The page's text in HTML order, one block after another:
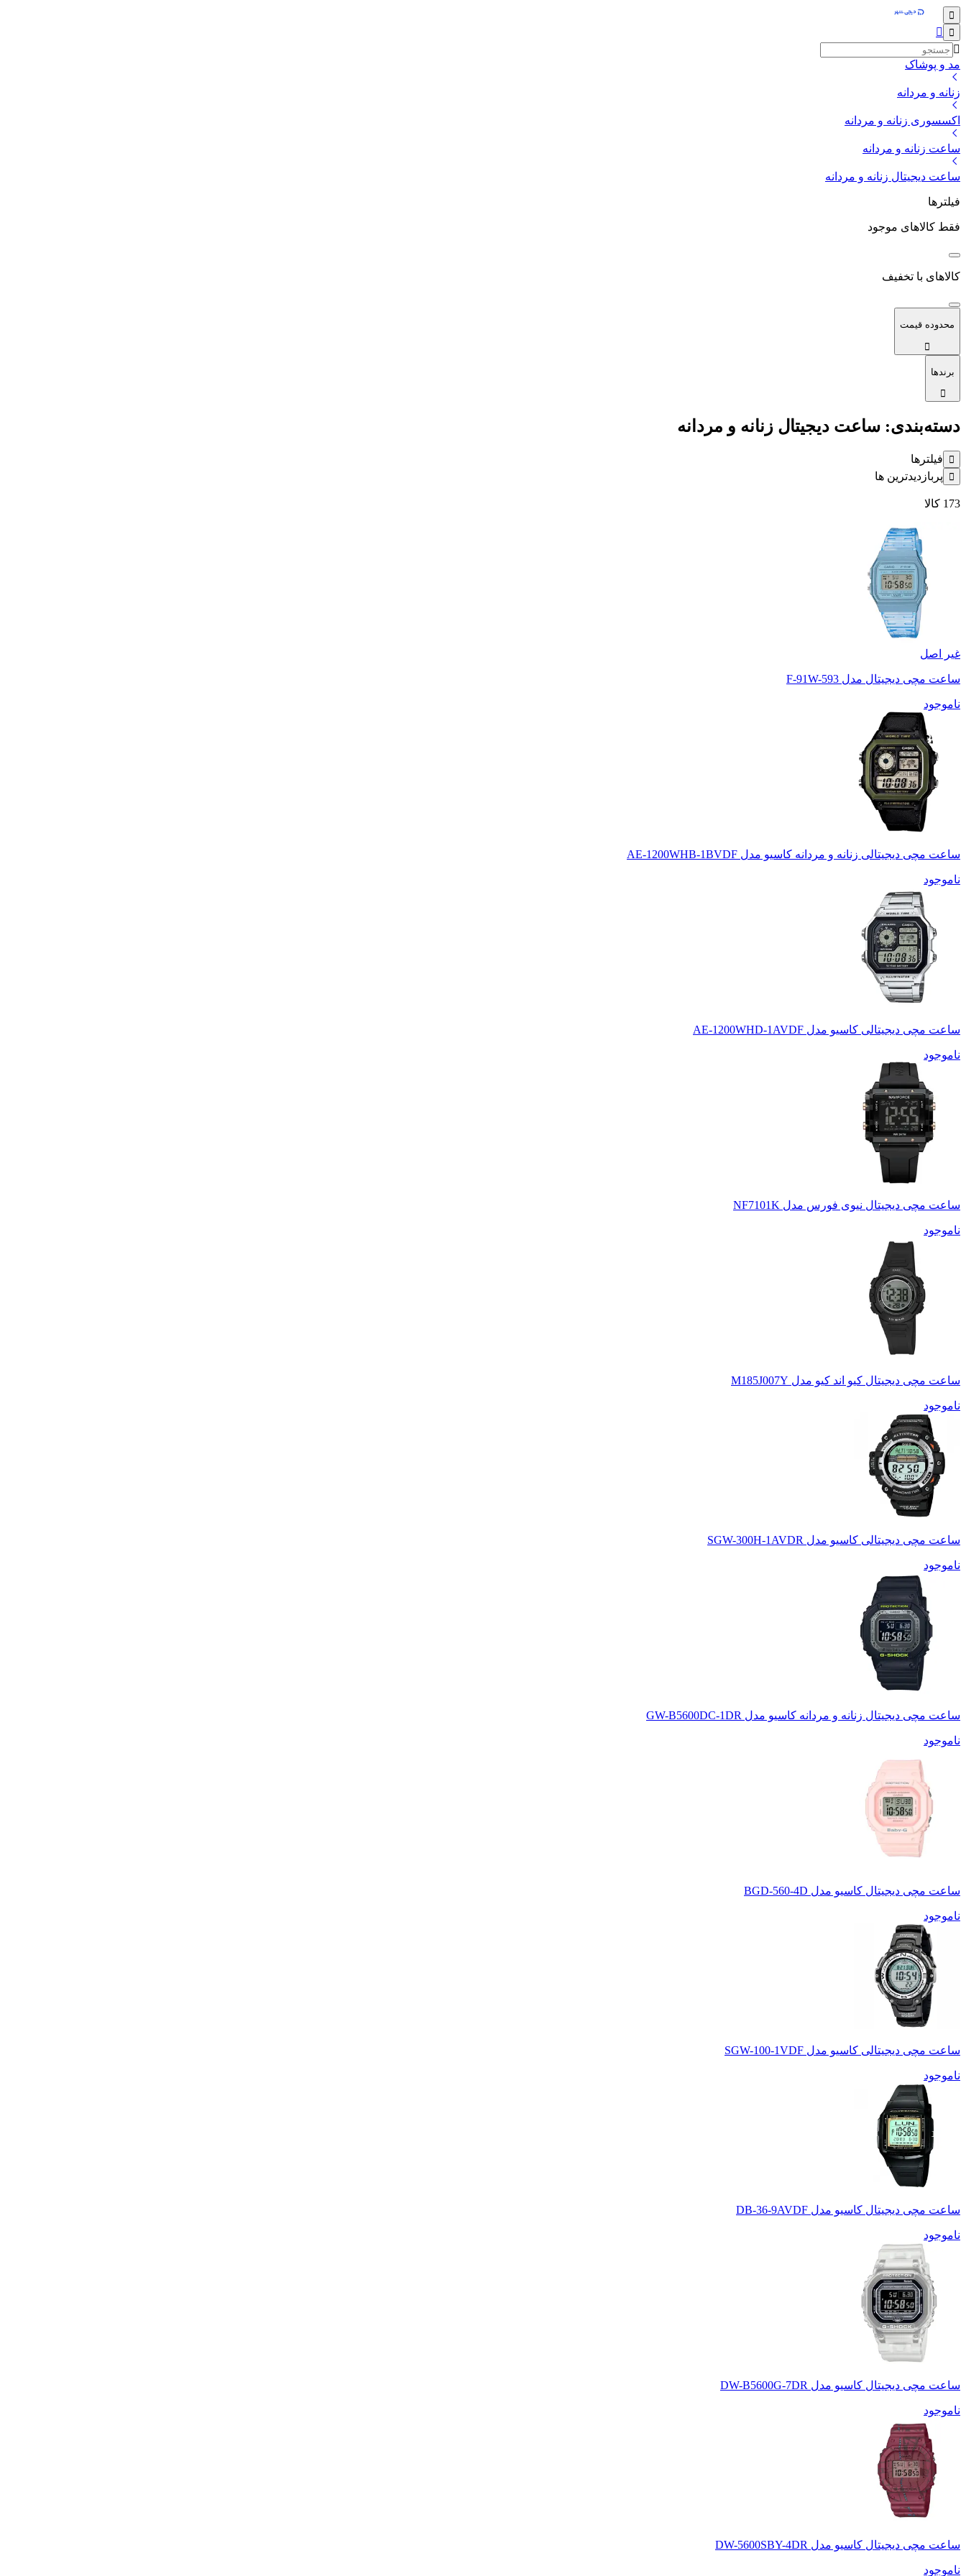
مد و پوشاک
زنانه و مردانه
اکسسوری زنانه و مردانه
ساعت زنانه و مردانه
ساعت دیجیتال زنانه و مردانه
فیلترها
فقط کالاهای موجود
کالاهای با تخفیف
محدوده قیمت
برندها
دسته‌بندی: ساعت دیجیتال زنانه و مردانه
فیلترها
پربازدیدترین ها
173 کالا
غیر اصل
ساعت مچی دیجیتال مدل F-91W-593
ناموجود
ساعت مچی دیجیتالی زنانه و مردانه کاسیو مدل AE-1200WHB-1BVDF
ناموجود
ساعت مچی دیجیتالی کاسیو مدل AE-1200WHD-1AVDF
ناموجود
ساعت مچی دیجیتال نیوی فورس مدل NF7101K
ناموجود
ساعت مچی دیجیتال کیو اند کیو مدل M185J007Y
ناموجود
ساعت مچی دیجیتالی کاسیو مدل SGW-300H-1AVDR
ناموجود
ساعت مچی دیجیتال زنانه و مردانه کاسیو مدل GW-B5600DC-1DR
ناموجود
ساعت مچی دیجیتال کاسیو مدل BGD-560-4D
ناموجود
ساعت مچی دیجیتالی کاسیو مدل SGW-100-1VDF
ناموجود
ساعت مچی دیجیتال کاسیو مدل DB-36-9AVDF
ناموجود
ساعت مچی دیجیتال کاسیو مدل DW-B5600G-7DR
ناموجود
ساعت مچی دیجیتال کاسیو مدل DW-5600SBY-4DR
ناموجود